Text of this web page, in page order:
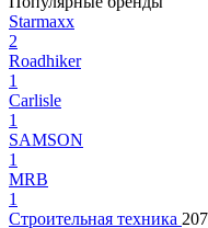
Starmaxx
2
Roadhiker
1
Carlisle
1
SAMSON
1
MRB
1
Строительная техника